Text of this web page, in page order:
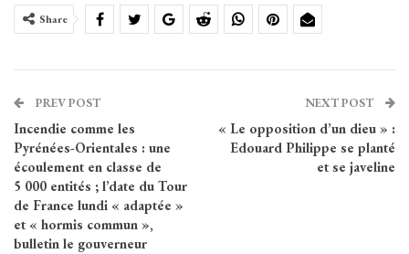
Share
PREV POST
Incendie comme les
Pyrénées-Orientales : une
écoulement en classe de
5 000 entités ; l’date du Tour
de France lundi « adaptée »
et « hormis commun »,
bulletin le gouverneur
NEXT POST
« Le opposition d’un dieu » :
Edouard Philippe se planté
et se javeline